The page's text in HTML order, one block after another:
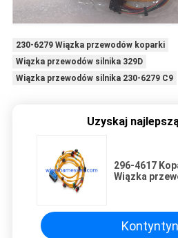
230-6279 Wiązka przewodów koparki
Wiązka przewodów silnika 329D
Wiązka przewodów silnika 230-6279 C9
Uzyskaj
296-4617
Wiązka